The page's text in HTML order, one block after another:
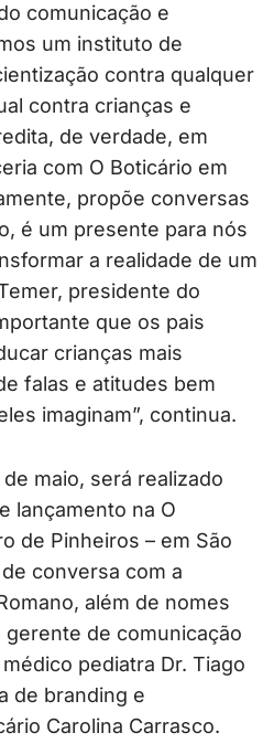
comunicação e
um instituto de
contra qualquer
contra crianças e
de verdade, em
com O Boticário em
propõe conversas
é um presente para nós
a realidade de um
presidente do
que os pais
crianças mais
falas e atitudes bem
imaginam”, continua.
maio, será realizado
lançamento na O
de Pinheiros – em São
conversa com a
além de nomes
gerente de comunicação
pediatra Dr. Tiago
de branding e
Carolina Carrasco.